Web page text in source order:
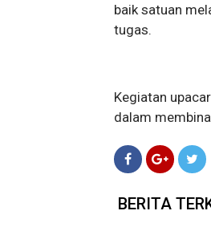
baik satuan
tugas.
Kegiatan
dalam
BERITA